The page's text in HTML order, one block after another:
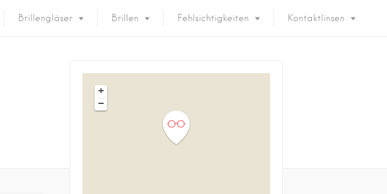
Brillengläser Brillen Fehlsichtigkeiten Kontaktlinsen
+
−